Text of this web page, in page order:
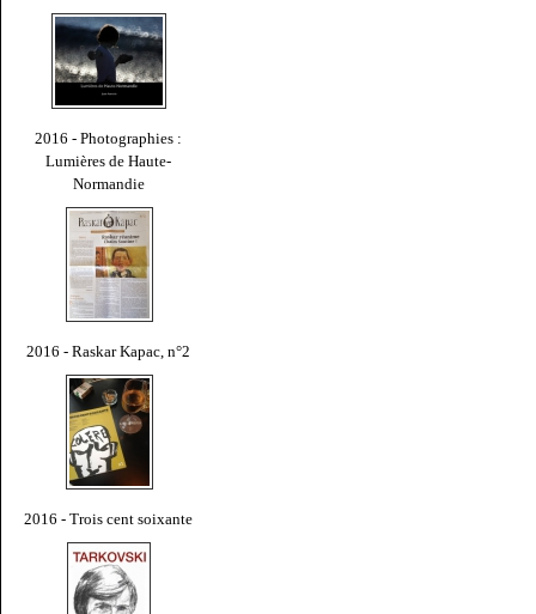
2016 - Photographies :
Lumières de Haute-
Normandie
2016 - Raskar Kapac, n°2
2016 - Trois cent soixante